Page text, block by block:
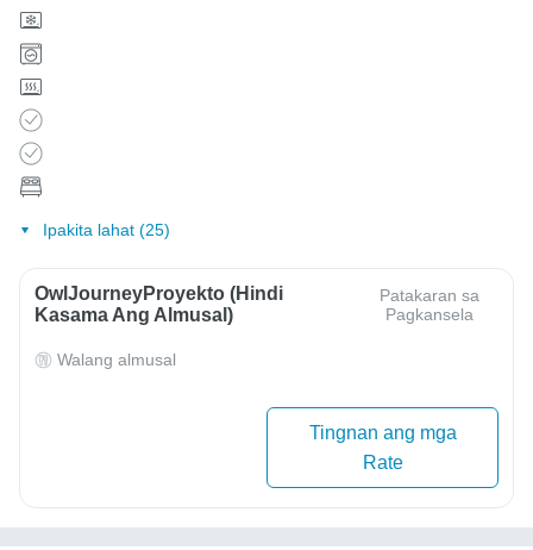
Ipakita lahat (25)
OwlJourneyProyekto (Hindi
Kasama Ang Almusal)
Patakaran sa
Pagkansela
Walang almusal
Tingnan ang mga
Rate